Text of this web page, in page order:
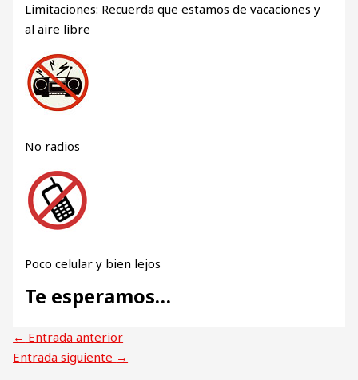
Limitaciones: Recuerda que estamos de vacaciones y
al aire libre
No radios
Poco celular y bien lejos
Te esperamos…
← Entrada anterior
Entrada siguiente →